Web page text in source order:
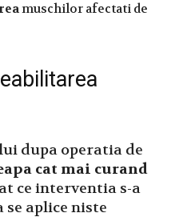
muschilor afectati de
dupa operatia de
cat mai curand
ce interventia s-a
se aplice niste